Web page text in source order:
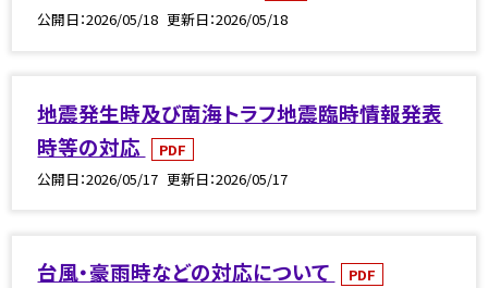
公開日 2026/05/18 更新日 2026/05/18
地震発生時及び南海トラフ地震臨時情報発表
時等の対応
PDF
公開日 2026/05/17 更新日 2026/05/17
台風・豪雨時などの対応について
PDF